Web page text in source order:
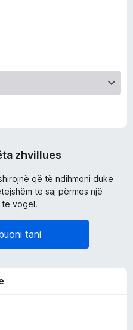
zhvillues
që të ndihmoni duke
të saj përmes një
vogël.
tani